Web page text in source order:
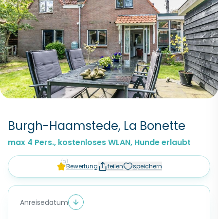
Burgh-Haamstede, La Bonette
max 4 Pers., kostenloses WLAN, Hunde erlaubt
(9)Bewertung teilen speichern
Anreisedatum